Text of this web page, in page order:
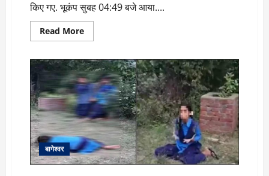
किए गए. भूकंप सुबह 04:49 बजे आया....
Read MoreRead
more
सुबह
उत्तराखंड
में
हिली
धरती,
बागेश्वर
में
महसूस
किए
गए
भूकंप
के
झटके
बागेश्वर